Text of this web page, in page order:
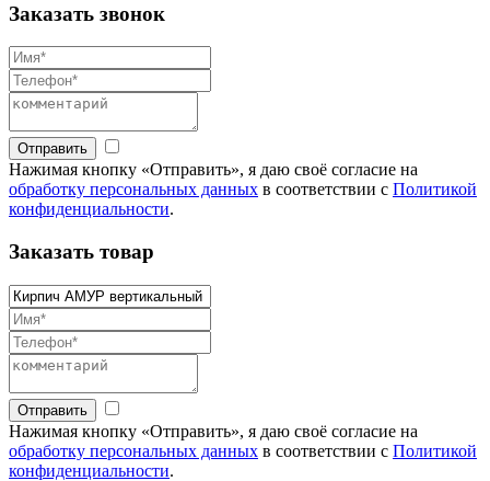
Заказать звонок
Отправить
Нажимая кнопку «Отправить», я даю своё согласие на
обработку персональных данных в соответствии с Политикой
конфиденциальности.
Заказать товар
Отправить
Нажимая кнопку «Отправить», я даю своё согласие на
обработку персональных данных в соответствии с Политикой
конфиденциальности.